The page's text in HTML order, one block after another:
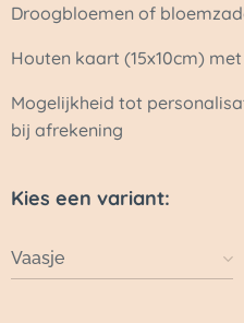
Droogbloemen of
Houten kaart (15x10cm)
Mogelijkheid tot
bij afrekening
Kies een variant:
Vaasje